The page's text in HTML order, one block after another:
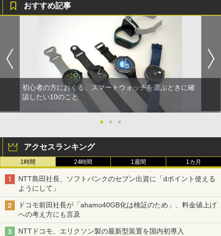
おすすめ記事
初心者の方におくる、スマートウォッチを選ぶときに確
認したい10のこと
● ● ●
アクセスランキング
1時間 24時間 1週間 1カ月
NTT島田社長、ソフトバンクのセブン出資に「dポイント使える
ようにして」
ドコモ前田社長が「ahamo40GB化は検証のため」、料金値上げ
への考え方にも言及
NTTドコモ、エリクソン製の最新型装置を国内初導入